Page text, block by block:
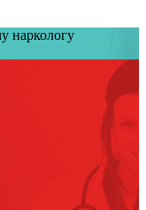
наркологу